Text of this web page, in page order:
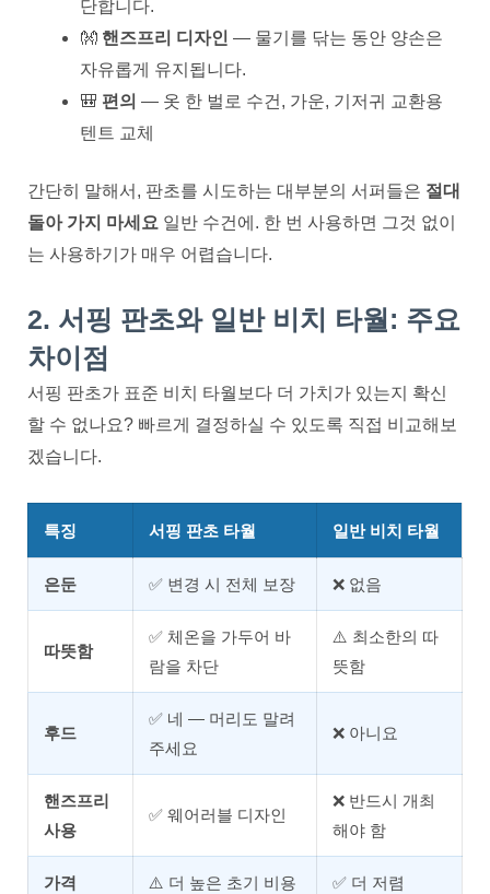
단합니다.
👐 핸즈프리 디자인 — 물기를 닦는 동안 양손은
자유롭게 유지됩니다.
🎒 편의 — 옷 한 벌로 수건, 가운, 기저귀 교환용
텐트 교체
간단히 말해서, 판초를 시도하는 대부분의 서퍼들은 절대
돌아 가지 마세요 일반 수건에. 한 번 사용하면 그것 없이
는 사용하기가 매우 어렵습니다.
2. 서핑 판초와 일반 비치 타월: 주요
차이점
서핑 판초가 표준 비치 타월보다 더 가치가 있는지 확신
할 수 없나요? 빠르게 결정하실 수 있도록 직접 비교해보
겠습니다.
특징 서핑 판초 타월 일반 비치 타월
은둔 ✅ 변경 시 전체 보장 ❌ 없음
따뜻함
✅ 체온을 가두어 바
람을 차단
⚠️ 최소한의 따
뜻함
후드
✅ 네 — 머리도 말려
주세요
❌ 아니요
핸즈프리
사용
✅ 웨어러블 디자인
❌ 반드시 개최
해야 함
가격 ⚠️ 더 높은 초기 비용 ✅ 더 저렴